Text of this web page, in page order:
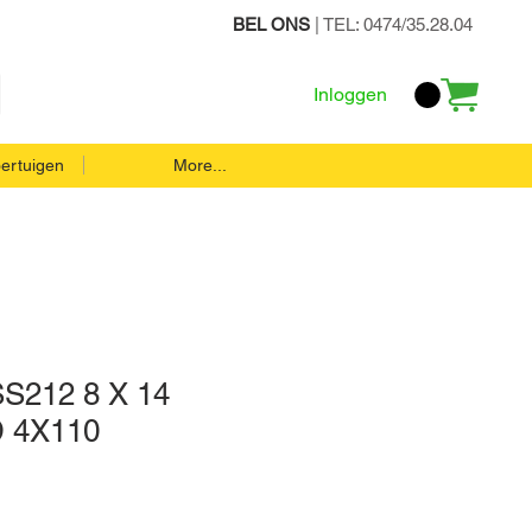
BEL ONS | TEL: 0474/35.28.04
Inloggen
More...
8 X 14
4X110